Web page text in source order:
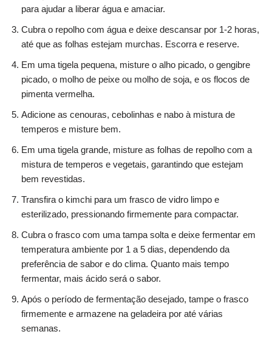
para ajudar a liberar água e amaciar.
Cubra o repolho com água e deixe descansar por 1-2 horas,
até que as folhas estejam murchas. Escorra e reserve.
Em uma tigela pequena, misture o alho picado, o gengibre
picado, o molho de peixe ou molho de soja, e os flocos de
pimenta vermelha.
Adicione as cenouras, cebolinhas e nabo à mistura de
temperos e misture bem.
Em uma tigela grande, misture as folhas de repolho com a
mistura de temperos e vegetais, garantindo que estejam
bem revestidas.
Transfira o kimchi para um frasco de vidro limpo e
esterilizado, pressionando firmemente para compactar.
Cubra o frasco com uma tampa solta e deixe fermentar em
temperatura ambiente por 1 a 5 dias, dependendo da
preferência de sabor e do clima. Quanto mais tempo
fermentar, mais ácido será o sabor.
Após o período de fermentação desejado, tampe o frasco
firmemente e armazene na geladeira por até várias
semanas.